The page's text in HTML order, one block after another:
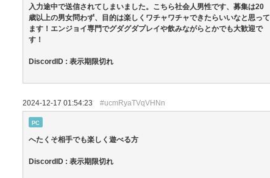
入力途中で送信されてしまいました。こちら社会人男性です、募集は20
歳以上の男女問わず、目的は楽しくワチャワチャできたらいいなと思って
ます！エンジョイ専門でグダグダプレイや飲みながらとかでも大歓迎で
す！
DiscordID : 表示期限切れ
2024-12-17 01:54:23 #ucmRyaTVqVHNn
PC
へたくそ相手でも楽しく遊べる方
DiscordID : 表示期限切れ